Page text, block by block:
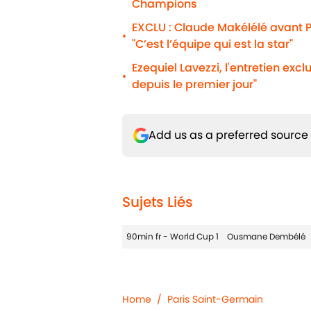
Champions
•
EXCLU : Claude Makélélé
"C’est l’équipe qui est la star"
•
Ezequiel Lavezzi, l'entretien
depuis le premier jour"
Add us as a preferred
Sujets Liés
90min fr - World Cup 1 Ousmane Dembélé
Home / Paris Saint-Germain